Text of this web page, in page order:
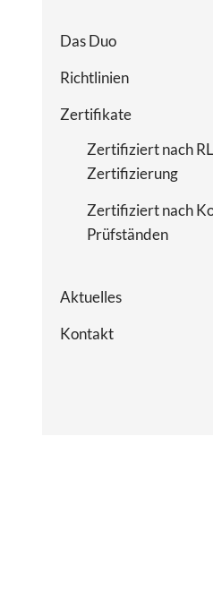
Das Duo
Richtlinien
Zertifikate
Zertifiziert nach
Zertifizierung
Zertifiziert nach
Prüfständen
Aktuelles
Kontakt